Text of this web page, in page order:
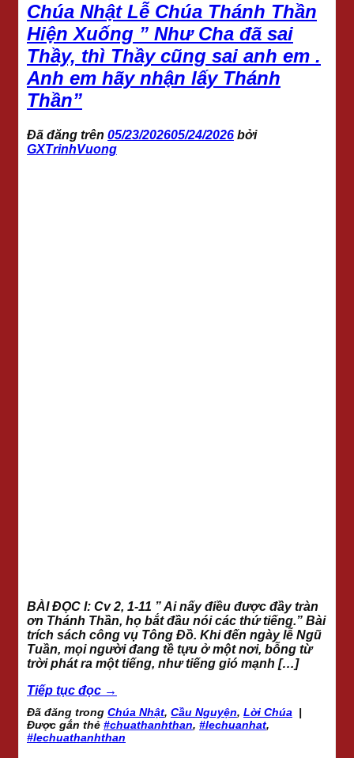
Chúa Nhật Lễ Chúa Thánh Thần
Hiện Xuống ” Như Cha đã sai
Thầy, thì Thầy cũng sai anh em .
Anh em hãy nhận lấy Thánh
Thần”
Đã đăng trên 05/23/202605/24/2026 bởi
GXTrinhVuong
BÀI ĐỌC I: Cv 2, 1-11 ” Ai nấy điều được đầy tràn
ơn Thánh Thần, họ bắt đầu nói các thứ tiếng.” Bài
trích sách công vụ Tông Đồ. Khi đến ngày lễ Ngũ
Tuần, mọi người đang tề tựu ở một nơi, bỗng từ
trời phát ra một tiếng, như tiếng gió mạnh […]
Tiếp tục đọc →
Đã đăng trong Chúa Nhật, Cầu Nguyện, Lời Chúa
|
Được gắn thẻ #chuathanhthan, #lechuanhat,
#lechuathanhthan